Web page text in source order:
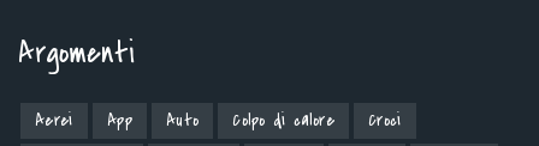
Argomenti
Aerei App Auto Colpo di calore
Croci